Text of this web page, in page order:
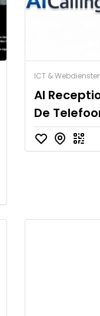
ICT &
AI
De